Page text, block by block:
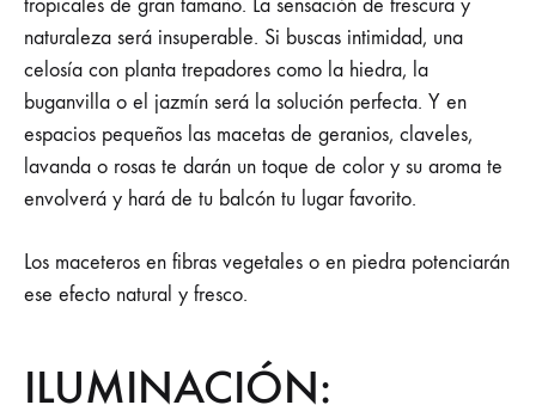
tropicales de gran tamaño. La sensación de frescura y
naturaleza será insuperable. Si buscas intimidad, una
celosía con planta trepadores como la hiedra, la
buganvilla o el jazmín será la solución perfecta. Y en
espacios pequeños las macetas de geranios, claveles,
lavanda o rosas te darán un toque de color y su aroma te
envolverá y hará de tu balcón tu lugar favorito.
Los maceteros en fibras vegetales o en piedra potenciarán
ese efecto natural y fresco.
ILUMINACIÓN: